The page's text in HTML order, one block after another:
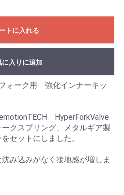
トに入れる
に入りに追加
ォーク用 強化インナーキッ
HyperForkValve
クスプリング、メタルギア製
セットにしました。
み込みがなく接地感が増しま